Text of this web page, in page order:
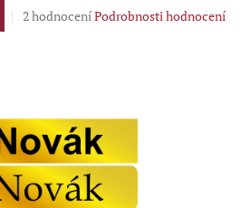
Průměrné
5
hvězdiček.
2 hodnoceníPodrobnosti hodnocení